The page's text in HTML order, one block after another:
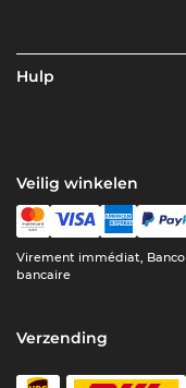
Hulp
Veilig winkelen
Virement immédiat,
bancaire
Verzending